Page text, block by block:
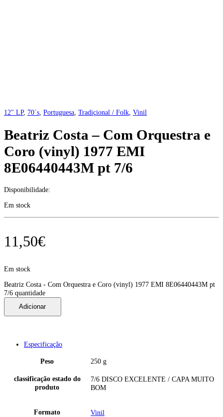
12" LP, 70´s, Portuguesa, Tradiçional / Folk, Vinil
Beatriz Costa – Com Orquestra e
Coro (vinyl) 1977 EMI
8E06440443M pt 7/6
Disponibilidade:
Em stock
11,50€
Em stock
Beatriz Costa - Com Orquestra e Coro (vinyl) 1977 EMI 8E06440443M pt
7/6 quantidade
Adicionar
Especificação
Peso 250 g
classificação estado do
produto
7/6 DISCO EXCELENTE / CAPA MUITO
BOM
Formato Vinil